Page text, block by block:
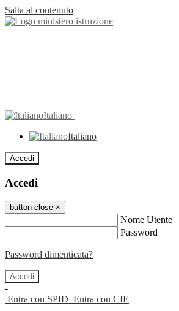
Salta al contenuto
Italiano
Italiano
Accedi
Accedi
button close ×
Nome Utente
Password
Password dimenticata?
-
Entra con SPID Entra con CIE